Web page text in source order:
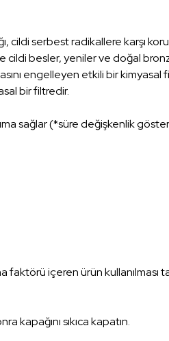
serbest radikallere karşı
besler, yeniler ve doğal
engelleyen etkili bir kimyasal
bir filtredir.
sağlar (*süre değişkenlik
faktörü içeren ürün kullanılması
kapağını sıkıca kapatın.